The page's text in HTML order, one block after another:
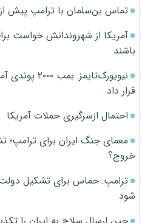
تماس بن‌سلمان با ترامپ پیش از
آمریکا از شهروندانش خواست
باشند
قرار داد
احتمال ازسرگیری حملات آمریکا
معمای جنگ ایران برای ترامپ؛
خروج؟
ترامپ: حماس برای تشکیل
شود